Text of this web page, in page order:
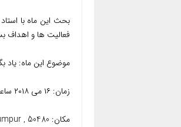
فعالیت ها و اهداف
موضوع این ماه: یاد
زمان: ۱۶ می ۲۰۱۸ ساعت ۸ شب
مکان: The Bee Publika, Level G2 , Publika , 1 Jalan Dutamas 1 , Kuala Lumpur , 50480